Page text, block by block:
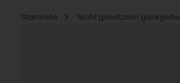
Startseite
Nicht gesetzlich